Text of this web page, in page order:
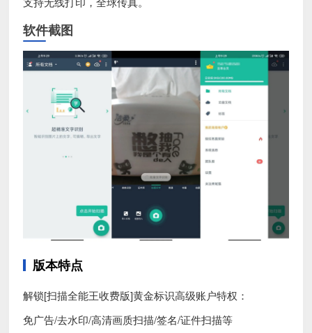
软件截图
版本特点
解锁[扫描全能王收费版]黄金标识高级账户特权：
免广告/去水印/高清画质扫描/签名/证件扫描等